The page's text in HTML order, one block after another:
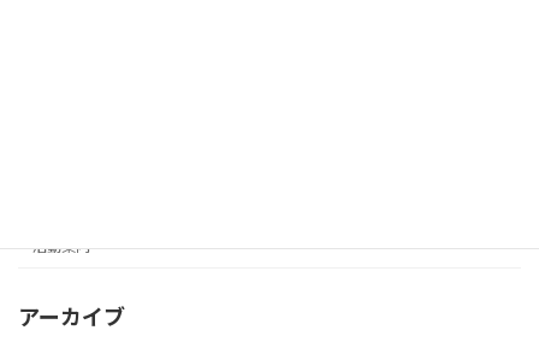
活動案内
アーカイブ